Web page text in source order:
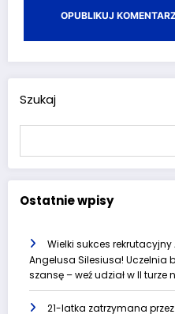
Szukaj
Ostatnie wpisy
Wielki sukces
Angelusa Silesiusa! Uczelnia
szansę – weź udział w II turze
21-latka zatrzymana